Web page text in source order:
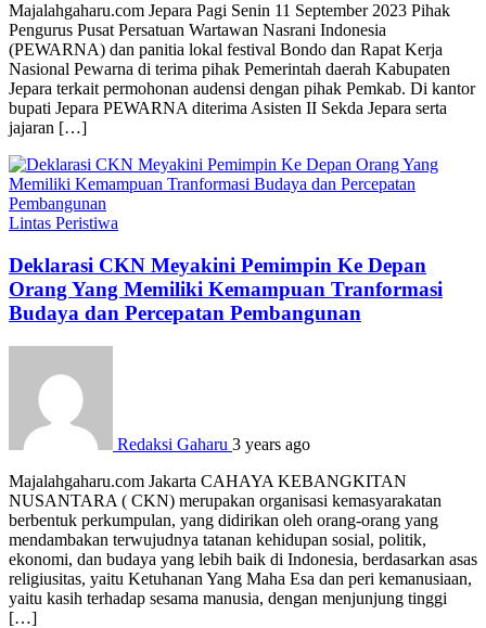
Majalahgaharu.com Jepara Pagi Senin 11 September 2023 Pihak
Pengurus Pusat Persatuan Wartawan Nasrani Indonesia
(PEWARNA) dan panitia lokal festival Bondo dan Rapat Kerja
Nasional Pewarna di terima pihak Pemerintah daerah Kabupaten
Jepara terkait permohonan audensi dengan pihak Pemkab. Di kantor
bupati Jepara PEWARNA diterima Asisten II Sekda Jepara serta
jajaran […]
Lintas Peristiwa
Deklarasi CKN Meyakini Pemimpin Ke Depan
Orang Yang Memiliki Kemampuan Tranformasi
Budaya dan Percepatan Pembangunan
Redaksi Gaharu 3 years ago
Majalahgaharu.com Jakarta CAHAYA KEBANGKITAN
NUSANTARA ( CKN) merupakan organisasi kemasyarakatan
berbentuk perkumpulan, yang didirikan oleh orang-orang yang
mendambakan terwujudnya tatanan kehidupan sosial, politik,
ekonomi, dan budaya yang lebih baik di Indonesia, berdasarkan asas
religiusitas, yaitu Ketuhanan Yang Maha Esa dan peri kemanusiaan,
yaitu kasih terhadap sesama manusia, dengan menjunjung tinggi
[…]